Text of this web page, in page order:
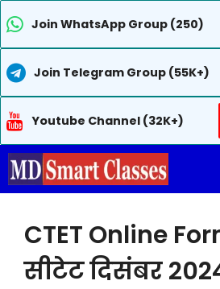
Join WhatsApp Group (250)
Join Telegram Group (55K+)
Youtube Channel (32K+)
Skip
to
CTET Online
सीटेट दिसंबर